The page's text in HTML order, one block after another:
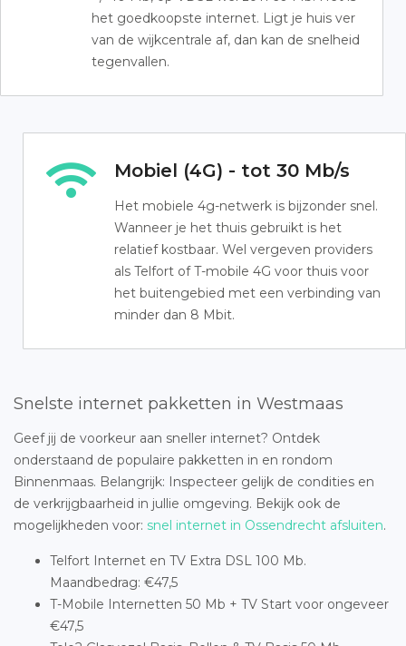
het goedkoopste internet. Ligt je huis ver
van de wijkcentrale af, dan kan de snelheid
tegenvallen.
Mobiel (4G) - tot 30 Mb/s
Het mobiele 4g-netwerk is bijzonder snel.
Wanneer je het thuis gebruikt is het
relatief kostbaar. Wel vergeven providers
als Telfort of T-mobile 4G voor thuis voor
het buitengebied met een verbinding van
minder dan 8 Mbit.
Snelste internet pakketten in Westmaas
Geef jij de voorkeur aan sneller internet? Ontdek
onderstaand de populaire pakketten in en rondom
Binnenmaas. Belangrijk: Inspecteer gelijk de condities en
de verkrijgbaarheid in jullie omgeving. Bekijk ook de
mogelijkheden voor: snel internet in Ossendrecht afsluiten.
Telfort Internet en TV Extra DSL 100 Mb.
Maandbedrag: €47,5
T-Mobile Internetten 50 Mb + TV Start voor ongeveer
€47,5